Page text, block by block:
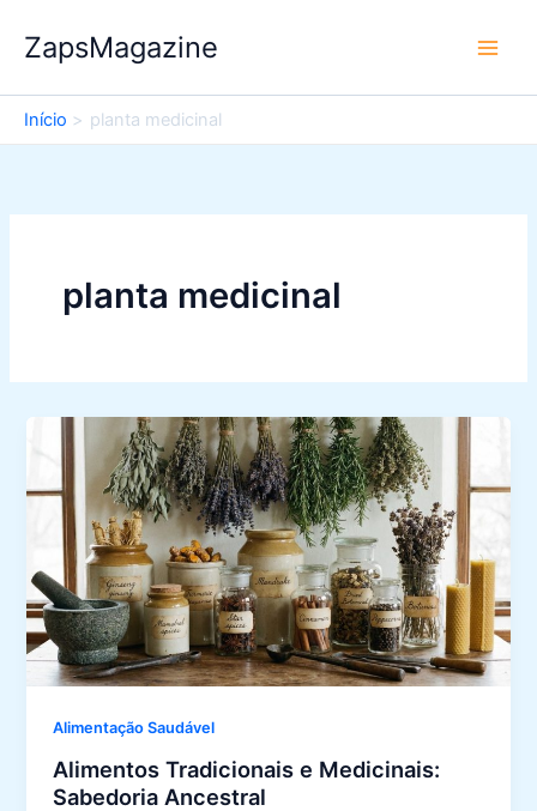
para
conteúdo
ZapsMagazine
Início planta medicinal
planta medicinal
Alimentação Saudável
Alimentos Tradicionais e Medicinais:
Sabedoria Ancestral